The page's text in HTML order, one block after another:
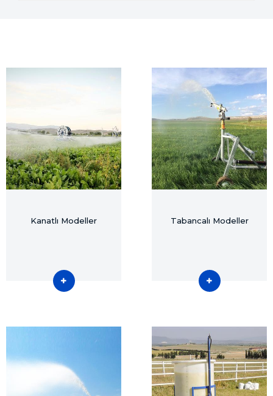
Kanatlı Modeller Tabancalı Modeller